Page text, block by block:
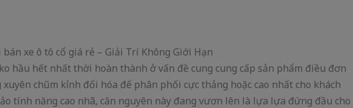
hầu hết nhất thời hoàn thành ở vấn đề cung cung cấp sản phẩm điều đơn
chũm kỉnh đổi hóa để phân phối cực thảng hoặc cao nhất cho khách
tính năng cao nhã, căn nguyên này đang vươn lên là lựa lựa đứng đầu cho